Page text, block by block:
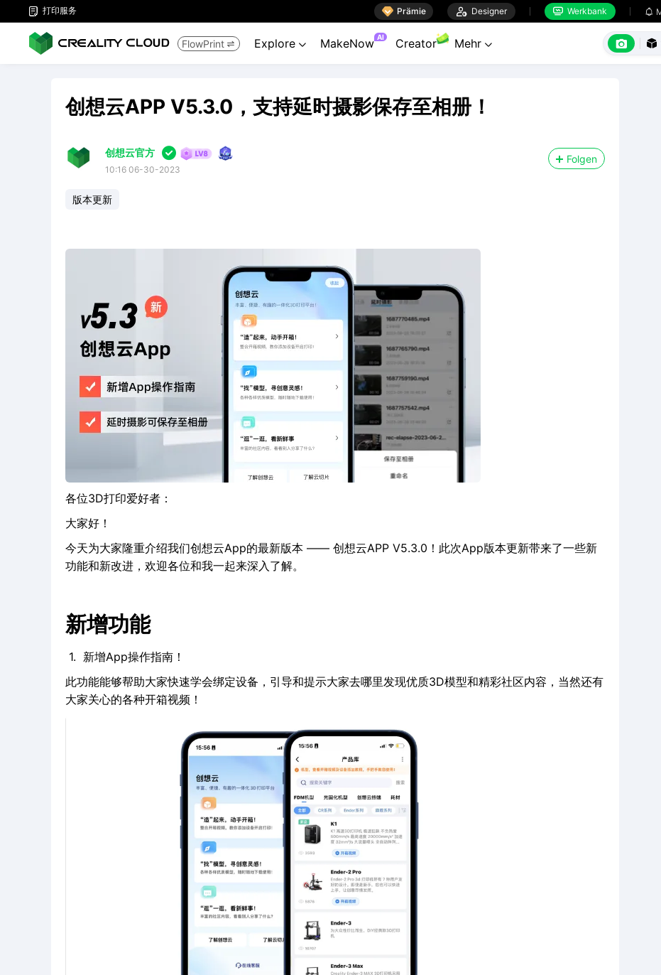
 打印服务  Prämie  Designer  Werkbank 
FlowPrint  Explore  MakeNow AI Creator Mehr   
创想云APP V5.3.0，支持延时摄影保存至相册！
创想云官方 
10:16 06-30-2023
Folgen
版本更新
各位3D打印爱好者：
大家好！
今天为大家隆重介绍我们创想云App的最新版本 —— 创想云APP V5.3.0！此次App版本更新带来了一些新
功能和新改进，欢迎各位和我一起来深入了解。
新增功能
1. 新增App操作指南！
此功能能够帮助大家快速学会绑定设备，引导和提示大家去哪里发现优质3D模型和精彩社区内容，当然还有
大家关心的各种开箱视频！